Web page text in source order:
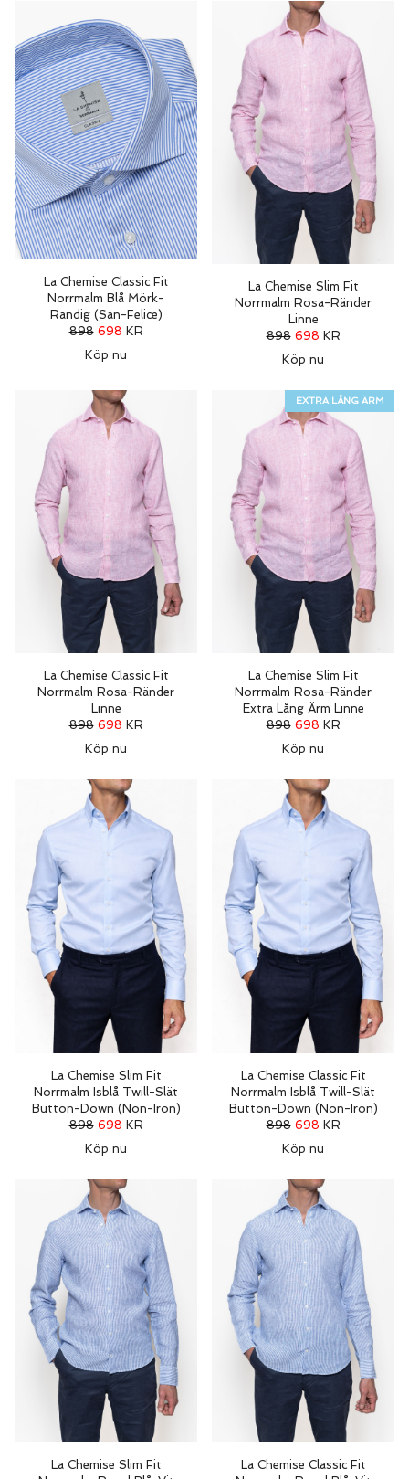
La Chemise Classic Fit
Norrmalm Blå Mörk-
Randig (San-Felice)
898 698 KR
Köp nu
La Chemise Slim Fit
Norrmalm Rosa-Ränder
Linne
898 698 KR
Köp nu
La Chemise Classic Fit
Norrmalm Rosa-Ränder
Linne
898 698 KR
Köp nu
EXTRA LÅNG ÄRM
La Chemise Slim Fit
Norrmalm Rosa-Ränder
Extra Lång Ärm Linne
898 698 KR
Köp nu
La Chemise Slim Fit
Norrmalm Isblå Twill-Slät
Button-Down (Non-Iron)
898 698 KR
Köp nu
La Chemise Classic Fit
Norrmalm Isblå Twill-Slät
Button-Down (Non-Iron)
898 698 KR
Köp nu
La Chemise Slim Fit
La Chemise Classic Fit